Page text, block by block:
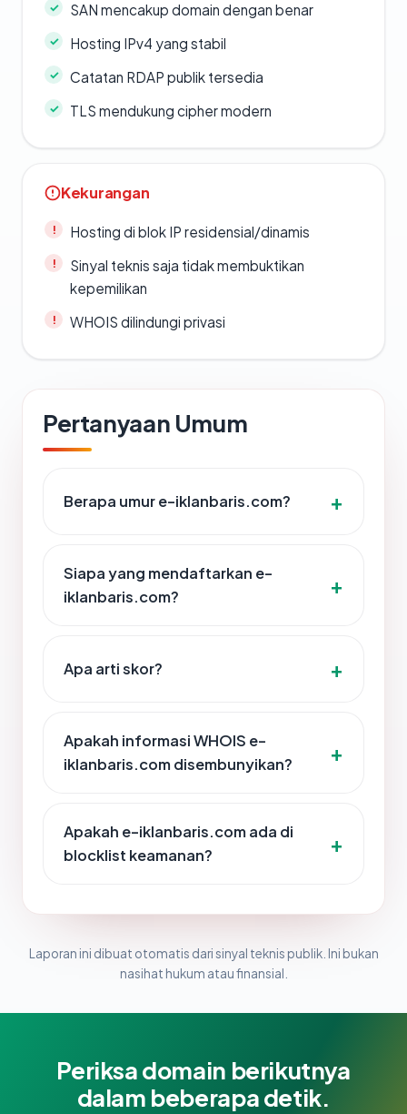
SAN mencakup domain dengan benar
Hosting IPv4 yang stabil
Catatan RDAP publik tersedia
TLS mendukung cipher modern
Kekurangan
Hosting di blok IP residensial/dinamis
Sinyal teknis saja tidak membuktikan
kepemilikan
WHOIS dilindungi privasi
Pertanyaan Umum
Berapa umur e-iklanbaris.com?
Siapa yang mendaftarkan e-
iklanbaris.com?
Apa arti skor?
Apakah informasi WHOIS e-
iklanbaris.com disembunyikan?
Apakah e-iklanbaris.com ada di
blocklist keamanan?
Laporan ini dibuat otomatis dari sinyal teknis publik. Ini bukan
nasihat hukum atau finansial.
Periksa domain berikutnya
dalam beberapa detik.